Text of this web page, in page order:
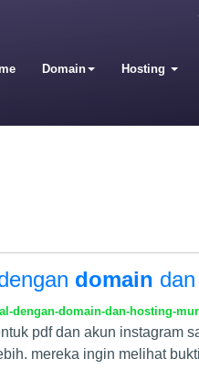
Domain Hosting
domain
dengan-domain-dan-hosting-
pdf dan akun instagram
mereka ingin melihat